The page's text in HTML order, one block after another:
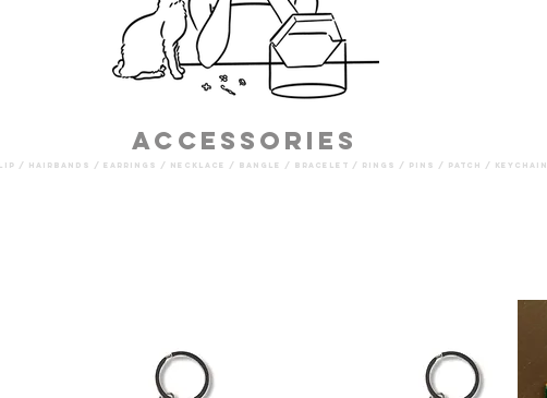
Accessories
/ hairbands / earrings / necklace / bangle / bracelet / rings / pins / patch / keychain